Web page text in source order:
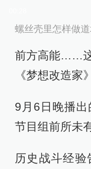
螺丝壳里怎样做
前方高能……
《梦想改造家
9月6日晚播
节目组前所未
历史战斗经